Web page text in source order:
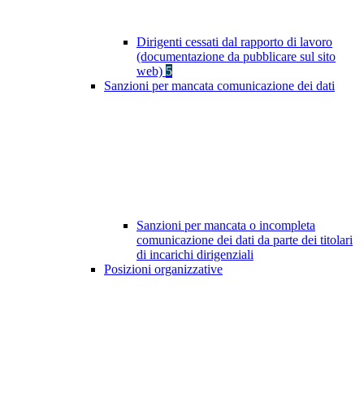
Dirigenti cessati dal rapporto di lavoro
(documentazione da pubblicare sul sito
web) 5
Sanzioni per mancata comunicazione dei dati
Sanzioni per mancata o incompleta
comunicazione dei dati da parte dei titolari
di incarichi dirigenziali
Posizioni organizzative